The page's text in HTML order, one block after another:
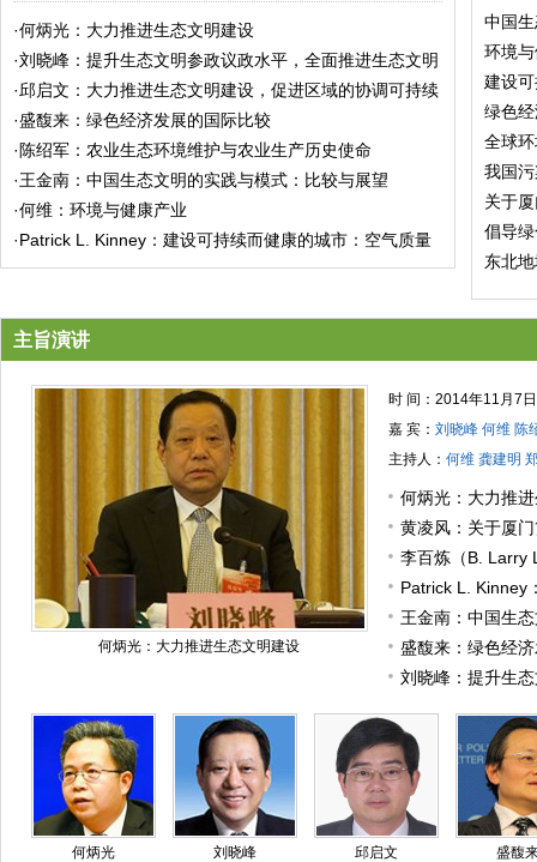
·何炳光：大力推进生态文明建设
·刘晓峰：提升生态文明参政议政水平，全面推进生态文明
创新实践
·邱启文：大力推进生态文明建设，促进区域的协调可持续
发展
·盛馥来：绿色经济发展的国际比较
· 陈绍军：农业生态环境维护与农业生产历史使命
·王金南：中国生态文明的实践与模式：比较与展望
·何维：环境与健康产业
·Patrick L. Kinney：建设可持续而健康的城市：空气质量
的重要作用
中国
环境
建设
绿色
全球
我国
关于
倡导
东北
主旨演讲
何炳光：大力推进生态文明建设
时 间：2014年11月7日
嘉 宾： 刘晓峰 何维 陈
主持人： 何维 龚建明
何炳光：大力推
黄凌风：关于厦
李百炼（B. Larry
修复及其产业化的
Patrick L. Kinney
市：空气质量的重
王金南：中国生
展望
盛馥来：绿色经
刘晓峰：提升生
何炳光 刘晓峰 邱启文 盛馥